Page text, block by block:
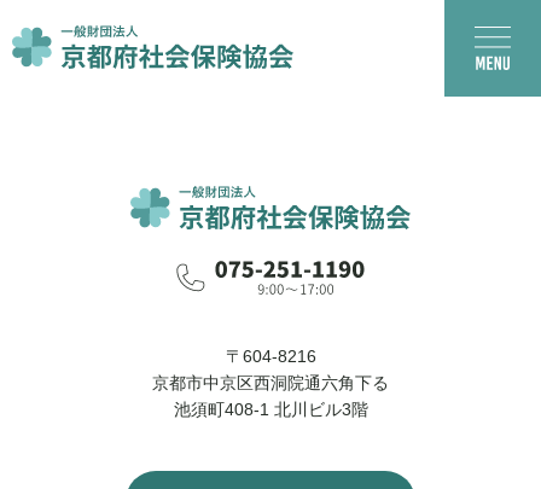
〒604-8216
京都市中京区西洞院通六角下る
池須町408-1 北川ビル3階